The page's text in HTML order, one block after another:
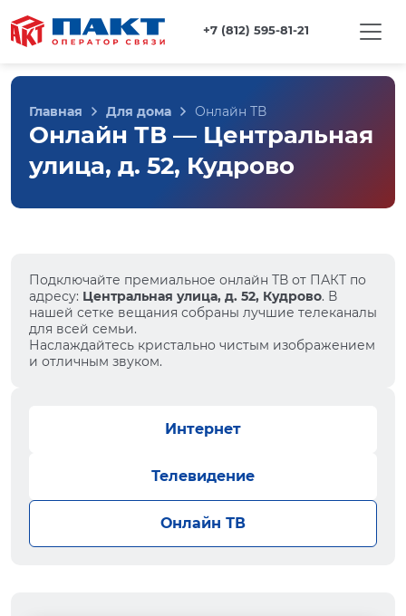
+7 (812) 595-81-21
Главная Для дома Онлайн ТВ
Онлайн ТВ — Центральная
улица, д. 52, Кудрово
Подключайте премиальное онлайн ТВ от ПАКТ по
адресу: Центральная улица, д. 52, Кудрово. В
нашей сетке вещания собраны лучшие телеканалы
для всей семьи.
Наслаждайтесь кристально чистым изображением
и отличным звуком.
Интернет
Телевидение
Онлайн ТВ